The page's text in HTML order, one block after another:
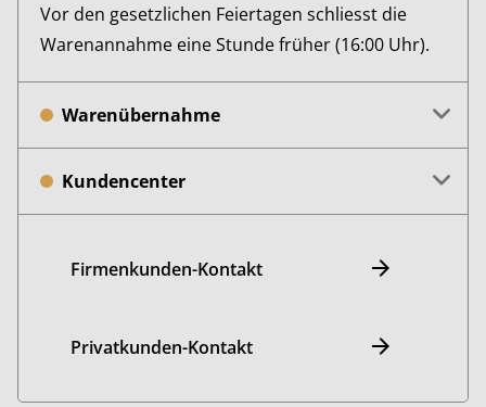
Vor den gesetzlichen Feiertagen schliesst die
Warenannahme eine Stunde früher (16:00 Uhr).
Warenübernahme
Kundencenter
Firmenkunden-Kontakt
Privatkunden-Kontakt